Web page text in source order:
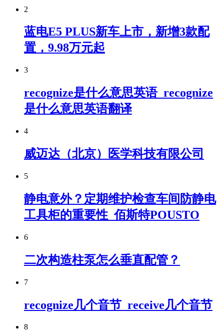
2
蓝电E5 PLUS新车上市，新增3款配
置，9.98万元起
3
recognize是什么意思英语_recognize
是什么意思英语翻译
4
威迈达（北京）医学科技有限公司
5
静电意外？定期维护检查车间防静电
工具柜的重要性_佰斯特POUSTO
6
二次构造柱泵怎么垂直配管？
7
recognize几个音节_receive几个音节
8